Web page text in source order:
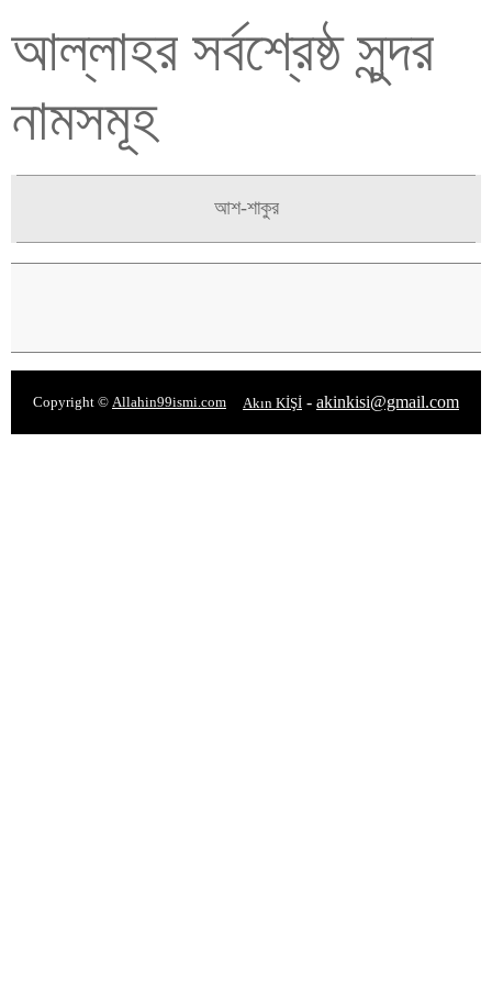
আল্লাহর সর্বশ্রেষ্ঠ সুন্দর
নামসমূহ
আশ-শাকুর
Copyright © Allahin99ismi.com Akın KİŞİ - akinkisi@gmail.com